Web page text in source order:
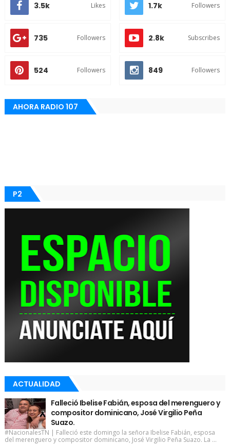
3.5k Likes 1.7k Followers
735 Followers 2.8k Subscribes
524 Followers 849 Followers
AHORA RADIO 107
P2
ACTUALIDAD
Falleció Ibelise Fabián, esposa del merenguero y
compositor dominicano, José Virgilio Peña
Suazo.
#NacionalesTN | Falleció este domingo la señora Ibelise Fabián, esposa
del merenguero y compositor dominicano, José Virgilio Peña Suazo. La ...